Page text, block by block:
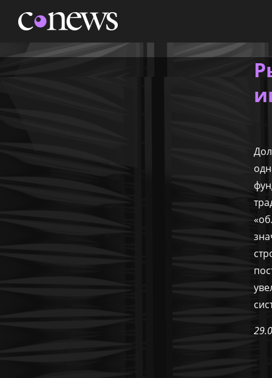
НОВОСТИ АНАЛИТИКА
КОНФЕРЕНЦИИ